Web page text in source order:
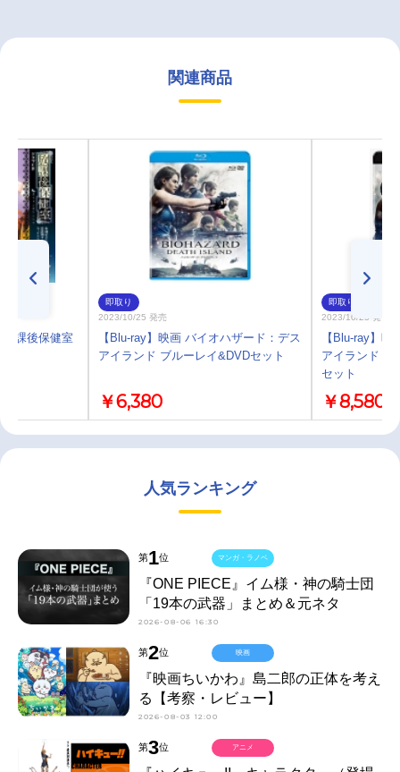
関連商品
課後保健室
即取り
2023/10/25 発売
【Blu-ray】映画 バイオハザード：デス
アイランド ブルーレイ&DVDセット
￥6,380
即取り
2023/10/25 発売
【Blu-ray】
アイランド
セット
￥8,580
人気ランキング
第1位
『ONE PIECE』イム様・神の騎士団
「19本の武器」まとめ＆元ネタ
2026-08-06 16:30
マンガ・ラノベ
第2位
『映画ちいかわ』島二郎の正体を考え
る【考察・レビュー】
2026-08-03 12:00
映画
第3位 アニメ